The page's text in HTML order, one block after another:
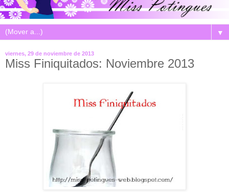
▼
viernes, 29 de noviembre de 2013
Miss Finiquitados: Noviembre 2013